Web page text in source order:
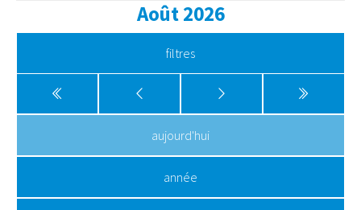
Août 2026
filtres
aujourd'hui
année